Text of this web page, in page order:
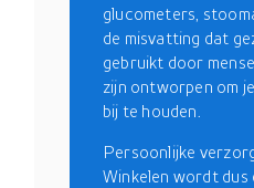
glucometers,
de misvatting dat
gebruikt door
zijn ontworpen om
bij te houden.
Persoonlijke
Winkelen wordt dus